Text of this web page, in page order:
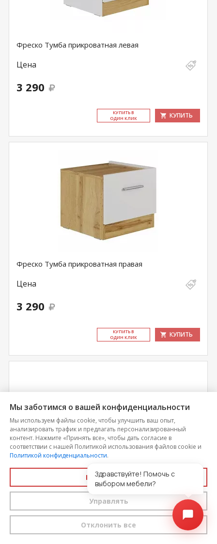
Фреско Тумба прикроватная левая
Цена
3 290
КУ­ПИТЬ В
ОДИН КЛИК
КУПИТЬ
Фреско Тумба прикроватная правая
Цена
3 290
КУ­ПИТЬ В
ОДИН КЛИК
КУПИТЬ
Фреско Кровать с подъемным механизмом
Мы заботимся о вашей конфиденциальности
Мы используем файлы cookie, чтобы улучшить ваш опыт,
анализировать трафик и предлагать персонализированный
контент. Нажмите «Принять все», чтобы дать согласие в
соответствии с нашей Политикой использования файлов cookie и
Политикой конфиденциальности.
Принять все
Управлять
Отклонить все
Здравствуйте! Помочь с
выбором мебели?